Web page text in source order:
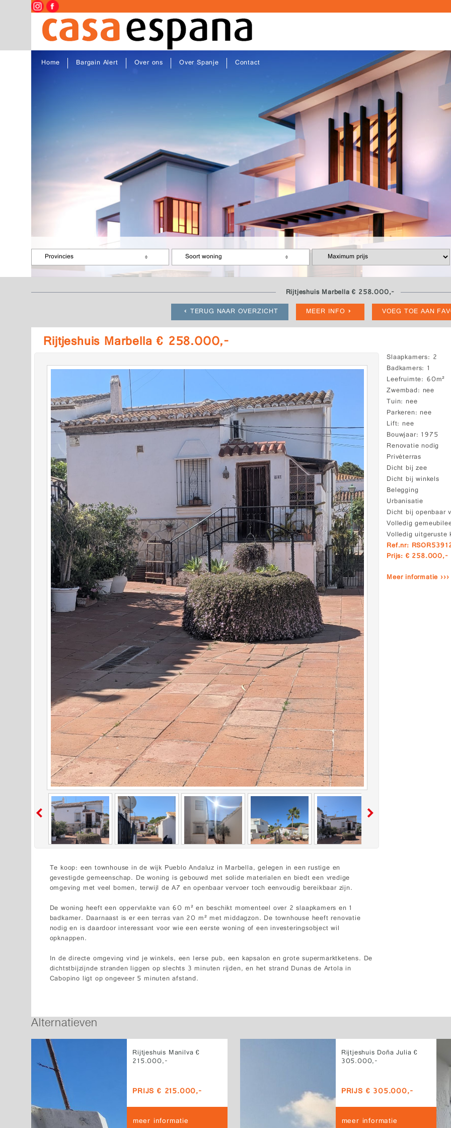
Home Bargain Alert Over ons Over Spanje Contact
Provincies Soort woning
Rijtjeshuis Marbella € 258.000,-
TERUG NAAR OVERZICHT
MEER INFO VOEG TOE AAN
Rijtjeshuis Marbella € 258.000,-
Slaapkamers 2
Badkamers 1
Leefruimte 60m²
Zwembad nee
Tuin nee
Parkeren nee
Lift nee
Bouwjaar 1975
Renovatie nodig
Privéterras
Dicht bij zee
Dicht bij winkels
Belegging
Urbanisatie
Dicht bij openbaar
Volledig
Volledig uitgeruste
Ref.nr:
Prijs: € 258.000,-
Meer informatie ›››
Te koop: een townhouse in de wijk Pueblo Andaluz in Marbella, gelegen in een rustige en
gevestigde gemeenschap. De woning is gebouwd met solide materialen en biedt een vredige
omgeving met veel bomen, terwijl de A7 en openbaar vervoer toch eenvoudig bereikbaar zijn.
De woning heeft een oppervlakte van 60 m² en beschikt momenteel over 2 slaapkamers en 1
badkamer. Daarnaast is er een terras van 20 m² met middagzon. De townhouse heeft renovatie
nodig en is daardoor interessant voor wie een eerste woning of een investeringsobject wil
opknappen.
In de directe omgeving vind je winkels, een Ierse pub, een kapsalon en grote supermarktketens. De
dichtstbijzijnde stranden liggen op slechts 3 minuten rijden, en het strand Dunas de Artola in
Cabopino ligt op ongeveer 5 minuten afstand.
Alternatieven
Rijtjeshuis Manilva €
215.000,-
PRIJS € 215.000,-
meer informatie
Rijtjeshuis Doña Julia €
305.000,-
PRIJS € 305.000,-
meer informatie